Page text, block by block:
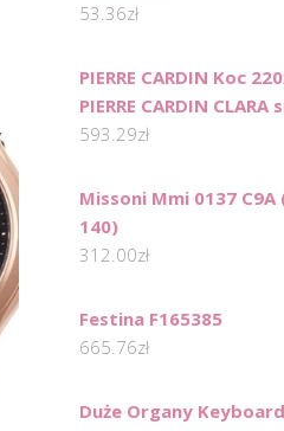
53.36zł
PIERRE CARDIN Koc
PIERRE CARDIN
593.29zł
Missoni Mmi 0137 C9A
140)
312.00zł
Festina F165385
665.76zł
Duże Organy